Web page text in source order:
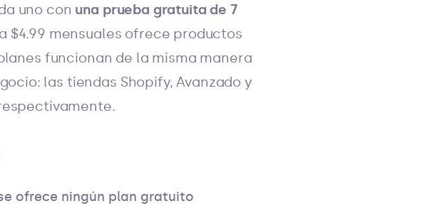
uno con una prueba gratuita de 7
$4.99 mensuales ofrece productos
funcionan de la misma manera
las tiendas Shopify, Avanzado y
ofrece ningún plan gratuito